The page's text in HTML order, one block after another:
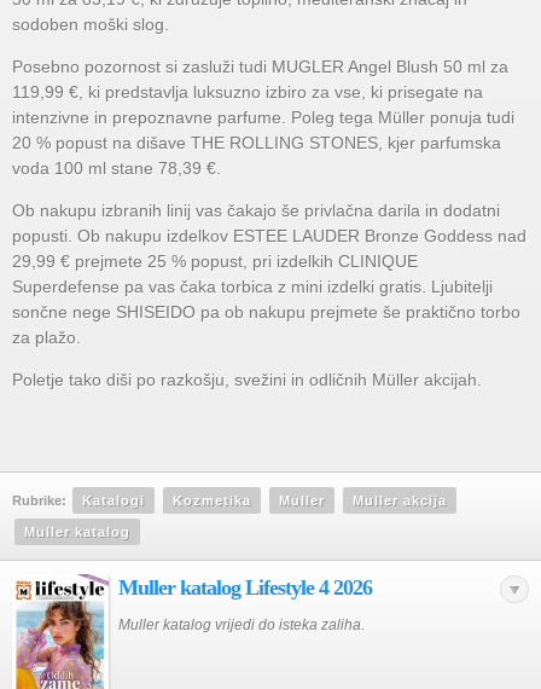
sodoben moški slog.
Posebno pozornost si zasluži tudi MUGLER Angel Blush 50 ml za
119,99 €, ki predstavlja luksuzno izbiro za vse, ki prisegate na
intenzivne in prepoznavne parfume. Poleg tega Müller ponuja tudi
20 % popust na dišave THE ROLLING STONES, kjer parfumska
voda 100 ml stane 78,39 €.
Ob nakupu izbranih linij vas čakajo še privlačna darila in dodatni
popusti. Ob nakupu izdelkov ESTEE LAUDER Bronze Goddess nad
29,99 € prejmete 25 % popust, pri izdelkih CLINIQUE
Superdefense pa vas čaka torbica z mini izdelki gratis. Ljubitelji
sončne nege SHISEIDO pa ob nakupu prejmete še praktično torbo
za plažo.
Poletje tako diši po razkošju, svežini in odličnih Müller akcijah.
Rubrike: Katalogi Kozmetika Muller Muller akcija
Muller katalog
Muller katalog Lifestyle 4 2026
Muller katalog vrijedi do isteka zaliha.